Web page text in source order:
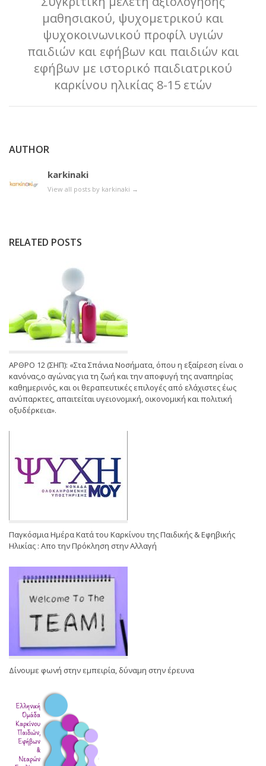
μαθησιακού, ψυχομετρικού και
ψυχοκοινωνικού προφίλ υγιών
παιδιών και εφήβων και παιδιών και
εφήβων με ιστορικό παιδιατρικού
καρκίνου ηλικίας 8-15 ετών
AUTHOR
karkinaki
View all posts by karkinaki →
RELATED POSTS
ΑΡΘΡΟ 12 (ΣΗΠ): «Στα Σπάνια Νοσήματα, όπου η εξαίρεση είναι ο
κανόνας,ο αγώνας για τη ζωή και την αποφυγή της αναπηρίας
καθημερινός, και οι θεραπευτικές επιλογές από ελάχιστες έως
ανύπαρκτες, απαιτείται υγειονομική, οικονομική και πολιτική
οξυδέρκεια».
Παγκόσμια Ημέρα Κατά του Καρκίνου της Παιδικής & Εφηβικής
Ηλικίας : Απο την Πρόκληση στην Αλλαγή
Δίνουμε φωνή στην εμπειρία, δύναμη στην έρευνα